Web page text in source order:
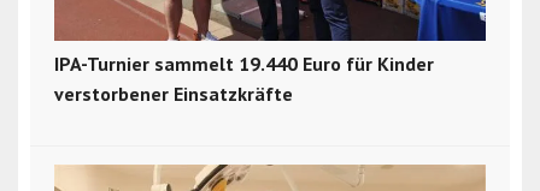
IPA-Turnier sammelt 19.440 Euro für Kinder
verstorbener Einsatzkräfte